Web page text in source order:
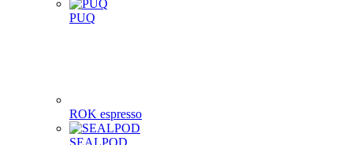
PUQ
ROK espresso
SEALPOD